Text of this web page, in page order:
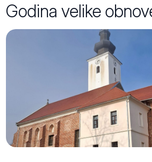
Godina velike